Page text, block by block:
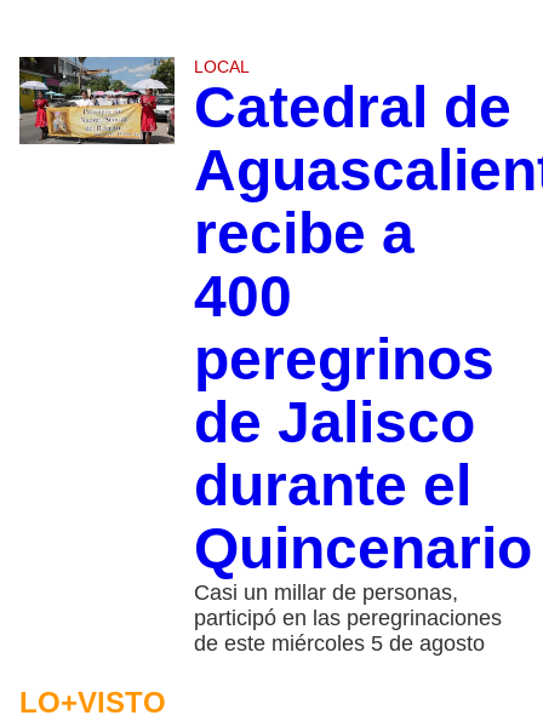
LOCAL
Catedral de
recibe a
400
peregrinos
de Jalisco
durante el
Quincenario
Casi un millar de personas,
participó en las peregrinaciones
de este miércoles 5 de agosto
LO+VISTO